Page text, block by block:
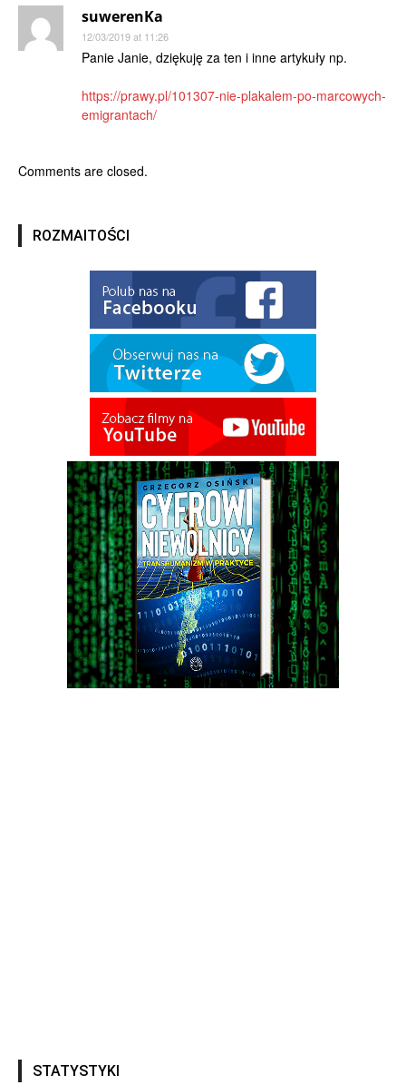
suwerenKa
12/03/2019 at 11:26
Panie Janie, dziękuję za ten i inne artykuły np.
https://prawy.pl/101307-nie-plakalem-po-marcowych-
emigrantach/
Comments are closed.
ROZMAITOŚCI
STATYSTYKI